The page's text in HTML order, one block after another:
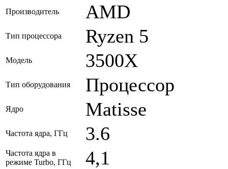
Производитель AMD
Тип процессора Ryzen 5
Модель 3500X
Тип оборудования Процессор
Ядро Matisse
Частота ядра, ГГц 3.6
Частота ядра в
режиме Turbo, ГГц
4,1